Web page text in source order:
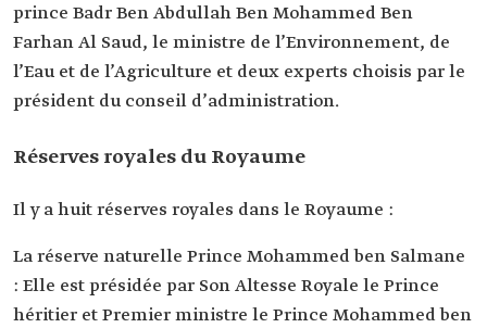
prince Badr Ben Abdullah Ben Mohammed Ben
Farhan Al Saud, le ministre de l’Environnement, de
l’Eau et de l’Agriculture et deux experts choisis par le
président du conseil d’administration.
Réserves royales du Royaume
Il y a huit réserves royales dans le Royaume :
La réserve naturelle Prince Mohammed ben Salmane
: Elle est présidée par Son Altesse Royale le Prince
héritier et Premier ministre le Prince Mohammed ben